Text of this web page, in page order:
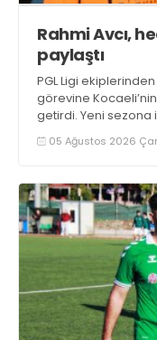
Rahmi Avcı,
paylaştı
PGL Ligi
görevine Kocaeli’nin
getirdi. Yeni sezona
duygularını aktardı.
05 Ağustos 2026